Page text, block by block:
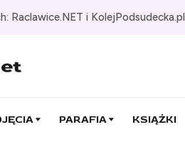
i KolejPodsudecka.pl
PARAFIA KSIĄŻKI